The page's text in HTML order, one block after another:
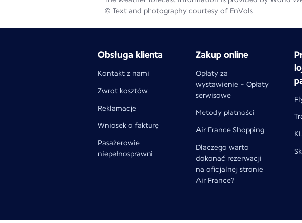
© Text and photography courtesy of EnVols
Obsługa klienta
Kontakt z nami
Zwrot kosztów
Reklamacje
Wniosek o fakturę
Pasażerowie
niepełnosprawni
Zakup online
Opłaty za
wystawienie - Opłaty
serwisowe
Metody płatności
Air France Shopping
Dlaczego warto
dokonać rezerwacji
na oficjalnej stronie
Air France?